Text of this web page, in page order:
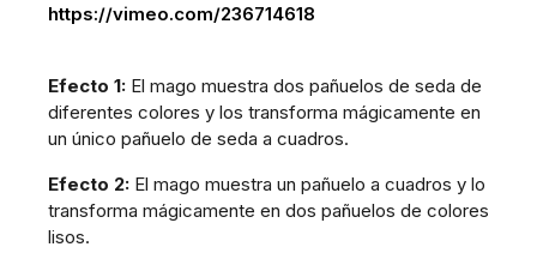
https://vimeo.com/236714618
Efecto 1: El mago muestra dos pañuelos de seda de
diferentes colores y los transforma mágicamente en
un único pañuelo de seda a cuadros.
Efecto 2: El mago muestra un pañuelo a cuadros y lo
transforma mágicamente en dos pañuelos de colores
lisos.